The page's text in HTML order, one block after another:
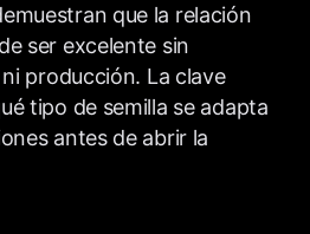
que la relación
ser excelente sin
producción. La clave
tipo de semilla se adapta
antes de abrir la